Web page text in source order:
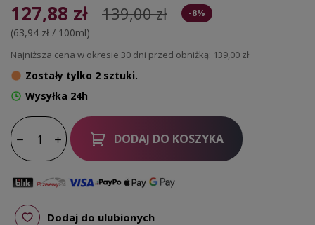
127,88 zł 139,00 zł -8%
(63,94 zł / 100ml)
Najniższa cena w okresie 30 dni przed obniżką: 139,00 zł
Zostały tylko 2 sztuki.
Wysyłka 24h
DODAJ DO KOSZYKA
Dodaj do ulubionych